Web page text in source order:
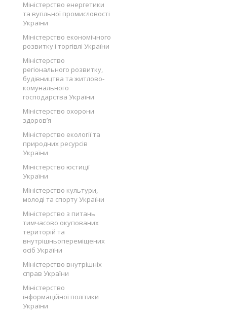
Міністерство енергетики
та вугільної промисловості
України
Міністерство економічного
розвитку і торгівлі України
Міністерство
регіонального розвитку,
будівництва та житлово-
комунального
господарства України
Міністерство охорони
здоров’я
Міністерство екології та
природних ресурсів
України
Міністерство юстиції
України
Міністерство культури,
молоді та спорту України
Міністерство з питань
тимчасово окупованих
територій та
внутрішньопереміщених
осіб України
Міністерство внутрішніх
справ України
Міністерство
інформаційної політики
України